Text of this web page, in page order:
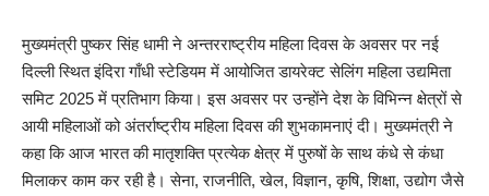
मुख्यमंत्री पुष्कर सिंह धामी ने अन्तरराष्ट्रीय महिला दिवस के अवसर पर नई
दिल्ली स्थित इंदिरा गाँधी स्टेडियम में आयोजित डायरेक्ट सेलिंग महिला उद्यमिता
समिट 2025 में प्रतिभाग किया। इस अवसर पर उन्होंने देश के विभिन्न क्षेत्रों से
आयी महिलाओं को अंतर्राष्ट्रीय महिला दिवस की शुभकामनाएं दी। मुख्यमंत्री ने
कहा कि आज भारत की मातृशक्ति प्रत्येक क्षेत्र में पुरुषों के साथ कंधे से कंधा
मिलाकर काम कर रही है। सेना, राजनीति, खेल, विज्ञान, कृषि, शिक्षा, उद्योग जैसे